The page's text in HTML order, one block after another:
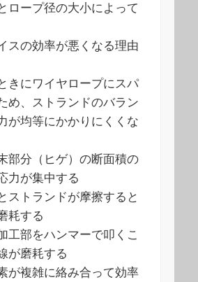
ロープ径の大小によって
スの効率が悪くなる理由
きにワイヤロープにスパ
め、ストランドのバラン
が均等にかかりにくくな
部分（ヒゲ）の断面積の
力が集中する
ストランドが摩擦すると
耗する
工部をハンマーで叩くこ
が磨耗する
が複雑に絡み合って効率